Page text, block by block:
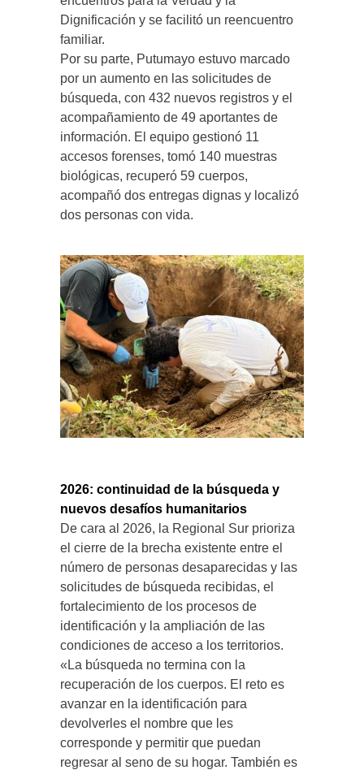
Dignificación y se facilitó un reencuentro
familiar.
Por su parte, Putumayo estuvo marcado
por un aumento en las solicitudes de
búsqueda, con 432 nuevos registros y el
acompañamiento de 49 aportantes de
información. El equipo gestionó 11
accesos forenses, tomó 140 muestras
biológicas, recuperó 59 cuerpos,
acompañó dos entregas dignas y localizó
dos personas con vida.
2026: continuidad de la búsqueda y
nuevos desafíos humanitarios
De cara al 2026, la Regional Sur prioriza
el cierre de la brecha existente entre el
número de personas desaparecidas y las
solicitudes de búsqueda recibidas, el
fortalecimiento de los procesos de
identificación y la ampliación de las
condiciones de acceso a los territorios.
«La búsqueda no termina con la
recuperación de los cuerpos. El reto es
avanzar en la identificación para
devolverles el nombre que les
corresponde y permitir que puedan
regresar al seno de su hogar. También es